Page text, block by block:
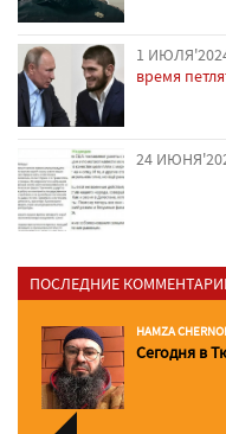
1
время
24
ПОСЛЕДНИЕ
HAMZA
Сегодня в